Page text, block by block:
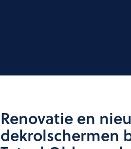
Renovatie en
dekrolschermen